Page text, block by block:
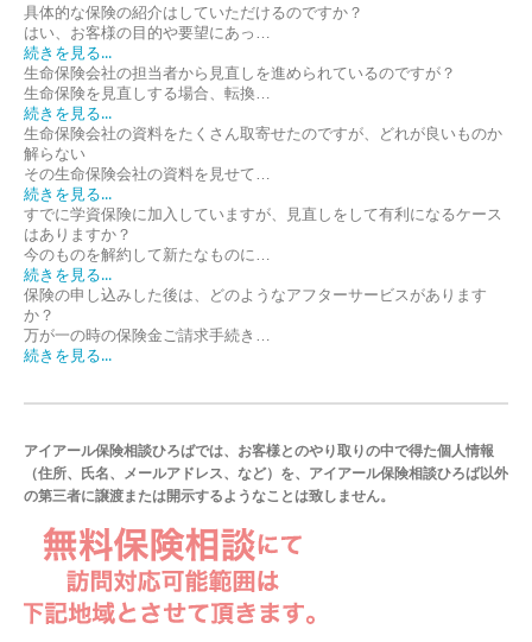
具体的な保険の紹介はしていただけるのですか？
はい、お客様の目的や要望にあっ…
続きを見る...
生命保険会社の担当者から見直しを進められているのですが？
生命保険を見直しする場合、転換…
続きを見る...
生命保険会社の資料をたくさん取寄せたのですが、どれが良いものか
解らない
その生命保険会社の資料を見せて…
続きを見る...
すでに学資保険に加入していますが、見直しをして有利になるケース
はありますか？
今のものを解約して新たなものに…
続きを見る...
保険の申し込みした後は、どのようなアフターサービスがあります
か？
万が一の時の保険金ご請求手続き…
続きを見る...
アイアール保険相談ひろばでは、お客様とのやり取りの中で得た個人情報
（住所、氏名、メールアドレス、など）を、アイアール保険相談ひろば以外
の第三者に譲渡または開示するようなことは致しません。